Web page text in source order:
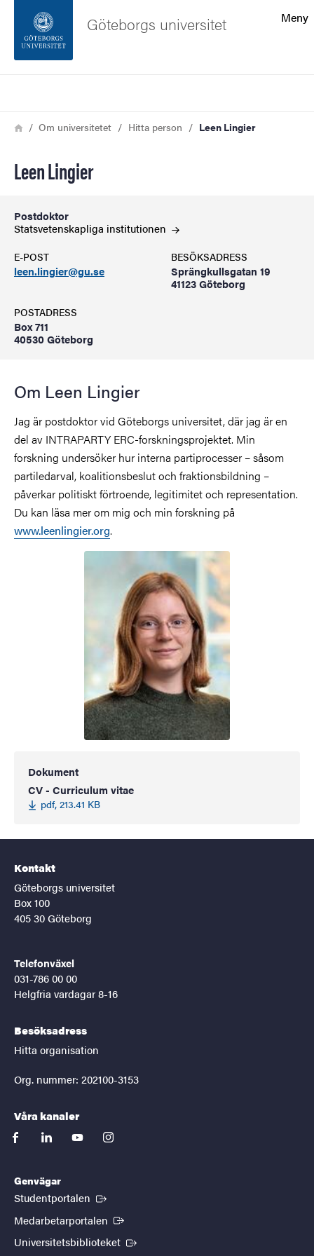
Sidfoten
Meny
Göteborgs universitet
Länkstig
HemOm universitetet Hitta person Leen Lingier
Leen Lingier
Postdoktor
Statsvetenskapliga institutionen
E-POST
leen.lingier@gu.se
BESÖKSADRESS
Sprängkullsgatan 19
41123 Göteborg
POSTADRESS
Box 711
40530 Göteborg
Om Leen Lingier
Jag är postdoktor vid Göteborgs universitet, där jag är en
del av INTRAPARTY ERC-forskningsprojektet. Min
forskning undersöker hur interna partiprocesser – såsom
partiledarval, koalitionsbeslut och fraktionsbildning –
påverkar politiskt förtroende, legitimitet och representation.
Du kan läsa mer om mig och min forskning på
www.leenlingier.org.
Dokument
CV - Curriculum vitae
pdf, 213.41 KB
Kontakt
Göteborgs universitet
Box 100
405 30 Göteborg
Telefonväxel
031-786 00 00
Helgfria vardagar 8-16
Besöksadress
Hitta organisation
Org. nummer: 202100-3153
Våra kanaler
facebooklinkedinyoutubeinstagram
Genvägar
Studentportalen (Extern länk)
Medarbetarportalen (Extern länk)
Universitetsbiblioteket (Extern länk)